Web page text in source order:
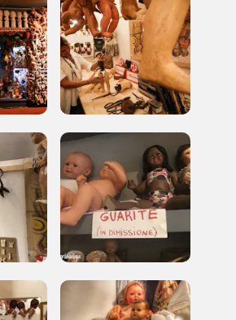
in questo
luogo
2022
alla newsletter
per te più interessanti,